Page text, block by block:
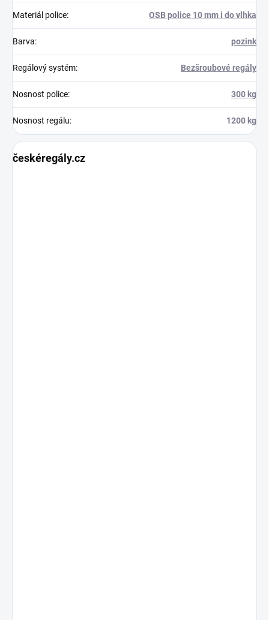
Materiál police: OSB police 10 mm i do vlhka
Barva: pozink
Regálový systém: Bezšroubové regály
Nosnost police: 300 kg
Nosnost regálu: 1200 kg
českéregály.cz